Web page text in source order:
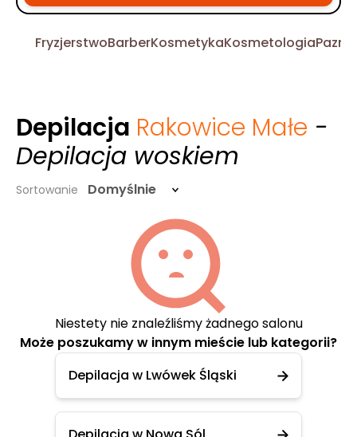
FryzjerstwoBarberKosmetykaKosmetologia
Depilacja Rakowice Małe -
Depilacja woskiem
Sortowanie Domyślnie
Niestety nie znaleźliśmy żadnego salonu
Może poszukamy w innym mieście lub kategorii?
Depilacja w Lwówek Śląski